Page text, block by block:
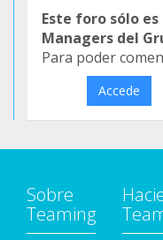
Este foro sólo
Managers del
Para poder
Accede
Sobre
Teaming